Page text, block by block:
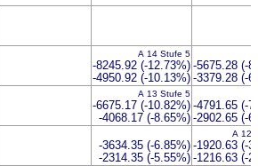
A 14 Stufe 5
-8245.92 (-12.73%)
-4950.92 (-10.13%)
-5675.28 (-
-3379.28 (-
A 13 Stufe 5
-6675.17 (-10.82%)
-4068.17 (-8.65%)
-4791.65 (-
-2902.65 (-
-3634.35 (-6.85%)
-2314.35 (-5.55%)
A 12
-1920.63 (-
-1216.63 (-